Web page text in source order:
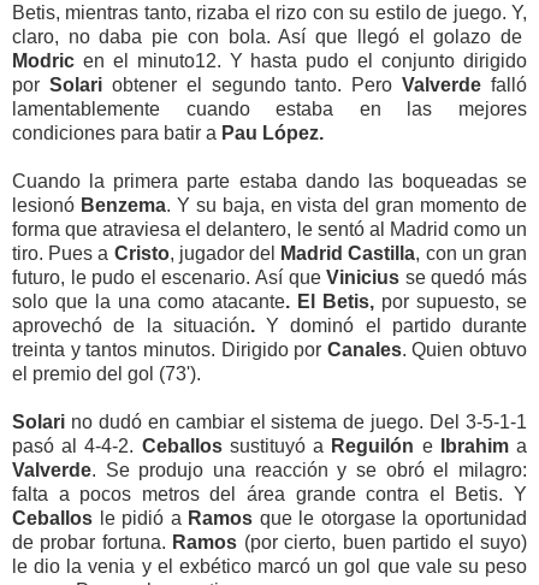
Betis, mientras tanto, rizaba el rizo con su estilo de juego. Y,
claro, no daba pie con bola. Así que llegó el golazo de
Modric en el minuto12. Y hasta pudo el conjunto dirigido
por Solariobtener el segundo tanto. PeroValverde falló
lamentablemente cuando estaba en las mejores
condiciones para batir a Pau López.
Cuando la primera parte estaba dando las boqueadas se
lesionó Benzema. Y su baja, en vista del gran momento de
forma que atraviesa el delantero, le sentó al Madrid como un
tiro. Pues a Cristo, jugador del Madrid Castilla, con un gran
futuro, le pudo el escenario. Así queVinicius se quedó más
solo que la una como atacante. El Betis, por supuesto, se
aprovechó de la situación. Y dominó el partido durante
treinta y tantos minutos. Dirigido por Canales. Quien obtuvo
el premio del gol (73').
Solari no dudó en cambiar el sistema de juego. Del 3-5-1-1
pasó al 4-4-2. Ceballossustituyó a Reguilón e Ibrahima
Valverde. Se produjo una reacción y se obró el milagro:
falta a pocos metros del área grande contra el Betis. Y
Ceballos le pidió a Ramos que le otorgase la oportunidad
de probar fortuna. Ramos (por cierto, buen partido el suyo)
le dio la venia y el exbético marcó un gol que vale su peso